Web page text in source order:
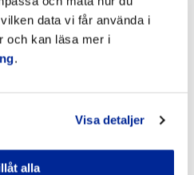
data vi får använda i
och kan läsa mer i
.
Visa detaljer
alla